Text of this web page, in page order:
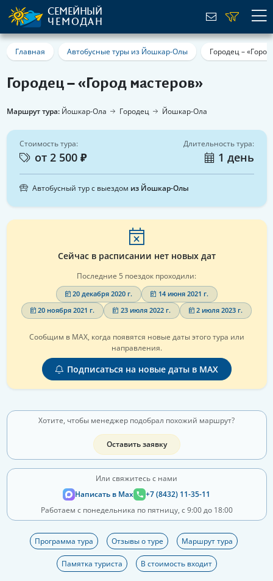
СЕМЕЙНЫЙ
ЧЕМОДАН
Главная Автобусные туры из Йошкар-Олы Городец –
Городец – «Город мастеров»
Маршрут тура: Йошкар-Ола Городец Йошкар-Ола
Сейчас в расписании нет новых дат
Последние 5 поездок проходили:
20 декабря 2020 г.
14 июня 2021 г.
20 ноября 2021 г.
23 июля 2022 г. 2 июля 2023 г.
Сообщим в MAX, когда появятся новые даты этого тура или
направления.
Подписаться на новые даты в MAX
Хотите, чтобы менеджер подобрал похожий маршрут?
Оставить заявку
Или свяжитесь с нами
Написать в Max
+7 (8432) 11-35-11
Работаем с понедельника по пятницу, с 9:00 до 18:00
Программа тура Отзывы о туре Маршрут тура
Памятка туриста В стоимость входит
Стоимость тура:
от 2 500 ₽
Длительность тура:
1 день
Автобусный тур с выездом из Йошкар-Олы